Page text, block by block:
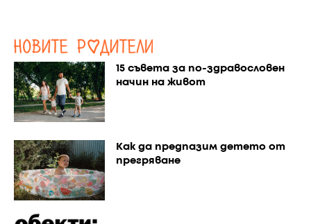
15 съвета за по-здравословен
начин на живот
Как да предпазим детето от
прегряване